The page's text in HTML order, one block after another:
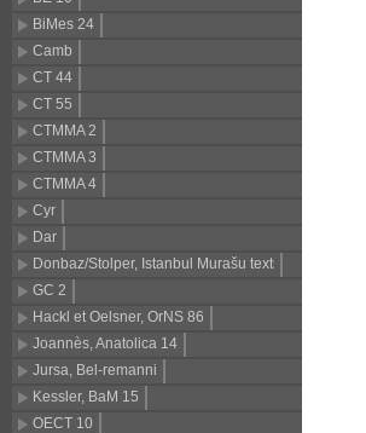
BiMes 24
Camb
CT 44
CT 55
CTMMA 2
CTMMA 3
CTMMA 4
Cyr
Dar
Donbaz/Stolper, Istanbul Murašu texts
GC 2
Hackl et Oelsner, OrNS 86
Joannès, Anatolica 14
Jursa, Bel-remanni
Kessler, BaM 15
OECT 10